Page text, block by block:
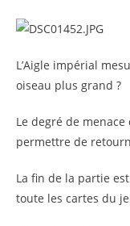
L’Aigle impérial
oiseau plus grand ?
Le degré de
permettre de
La fin de la partie
toute les cartes du